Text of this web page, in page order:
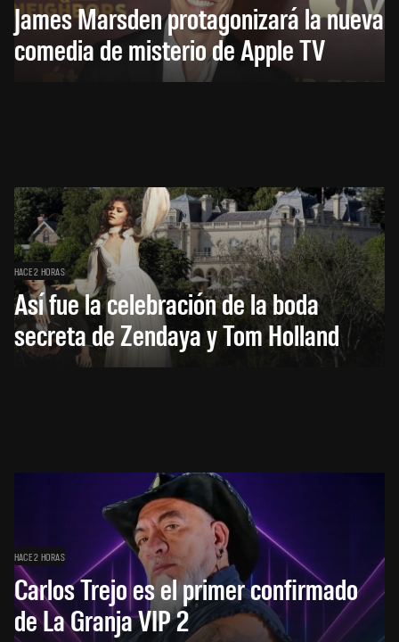
James Marsden protagonizará la nueva
comedia de misterio de Apple TV
HACE 2 HORAS
Así fue la celebración de la boda
secreta de Zendaya y Tom Holland
HACE 2 HORAS
Carlos Trejo es el primer confirmado
de La Granja VIP 2